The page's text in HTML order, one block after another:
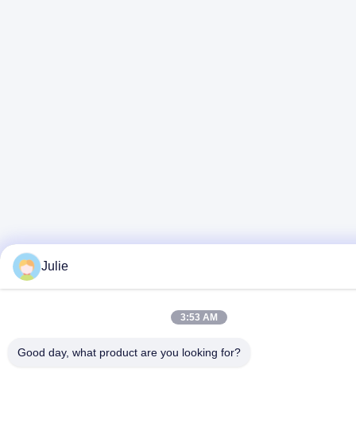
Julie
3:53 AM
Good day, what product are you looking for?